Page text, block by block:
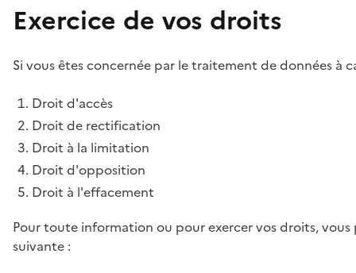
Exercice de vos droits
Si vous êtes concernée par le traitement de données à
Droit d'accès
Droit de rectification
Droit à la limitation
Droit d'opposition
Droit à l'effacement
Pour toute information ou pour exercer vos droits,
suivante :